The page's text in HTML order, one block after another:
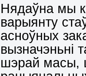
Нядаўна мы
варыянту
асноўных
вызначэньні
шэрай масы,